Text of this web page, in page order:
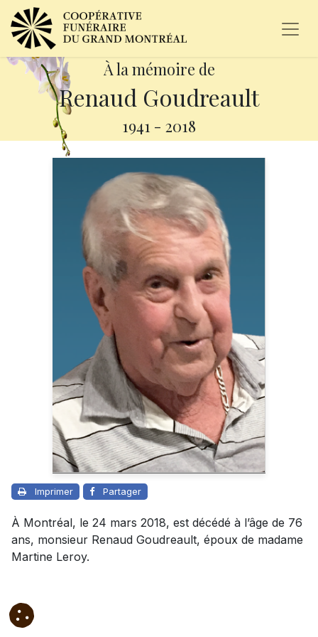
À la mémoire de
Renaud Goudreault
1941 - 2018
Imprimer Partager
À Montréal, le 24 mars 2018, est décédé à l’âge de 76
ans, monsieur Renaud Goudreault, époux de madame
Martine Leroy.